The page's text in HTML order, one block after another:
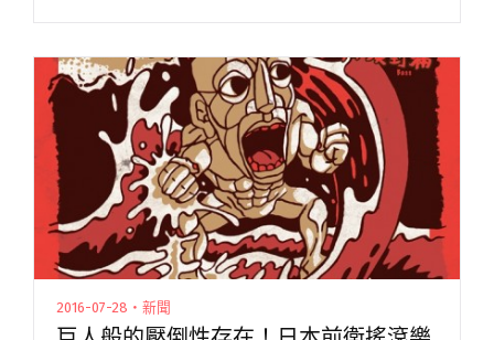
爾的 65daysofstatic 對台灣樂迷而言絕對不是陌
的戰鬥民族 65daysofstatic 公布 11 月即將來台演
2016-07-28・新聞